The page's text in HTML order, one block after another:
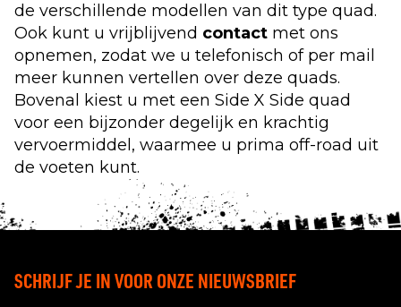
de verschillende modellen van dit type quad.
Ook kunt u vrijblijvend contact met ons
opnemen, zodat we u telefonisch of per mail
meer kunnen vertellen over deze quads.
Bovenal kiest u met een Side X Side quad
voor een bijzonder degelijk en krachtig
vervoermiddel, waarmee u prima off-road uit
de voeten kunt.
SCHRIJF JE IN VOOR ONZE NIEUWSBRIEF